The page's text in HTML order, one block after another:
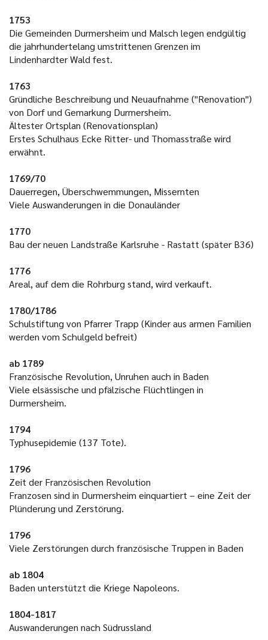
1753
Die Gemeinden Durmersheim und Malsch legen endgültig
die jahrhundertelang umstrittenen Grenzen im
Lindenhardter Wald fest.
1763
Gründliche Beschreibung und Neuaufnahme ("Renovation")
von Dorf und Gemarkung Durmersheim.
Ältester Ortsplan (Renovationsplan)
Erstes Schulhaus Ecke Ritter- und Thomasstraße wird
erwähnt.
1769/70
Dauerregen, Überschwemmungen, Missernten
Viele Auswanderungen in die Donauländer
1770
Bau der neuen Landstraße Karlsruhe - Rastatt (später B36)
1776
Areal, auf dem die Rohrburg stand, wird verkauft.
1780/1786
Schulstiftung von Pfarrer Trapp (Kinder aus armen Familien
werden vom Schulgeld befreit)
ab 1789
Französische Revolution, Unruhen auch in Baden
Viele elsässische und pfälzische Flüchtlingen in
Durmersheim.
1794
Typhusepidemie (137 Tote).
1796
Zeit der Französischen Revolution
Franzosen sind in Durmersheim einquartiert – eine Zeit der
Plünderung und Zerstörung.
1796
Viele Zerstörungen durch französische Truppen in Baden
ab 1804
Baden unterstützt die Kriege Napoleons.
1804-1817
Auswanderungen nach Südrussland